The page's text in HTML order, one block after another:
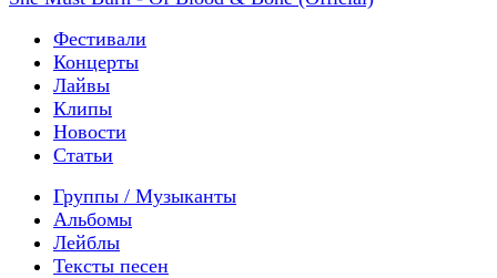
Фестивали
Концерты
Лайвы
Клипы
Новости
Статьи
Группы / Музыканты
Альбомы
Лейблы
Тексты песен